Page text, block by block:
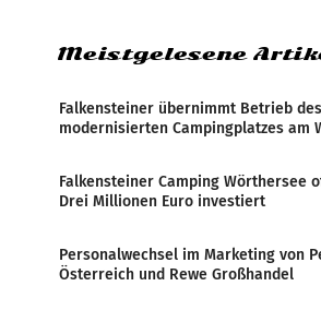
Meistgelesene
Falkensteiner übernimmt Betrieb des
modernisierten Campingplatzes am
Falkensteiner Camping Wörthersee
Drei Millionen Euro investiert
Personalwechsel im Marketing von
Österreich und Rewe Großhandel